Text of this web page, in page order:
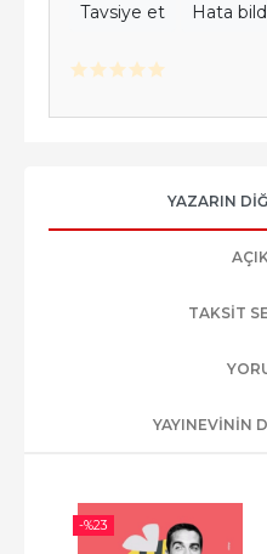
Tavsiye et Hata
YAZARIN
TAKSIT
YAYINEVININ
-%23